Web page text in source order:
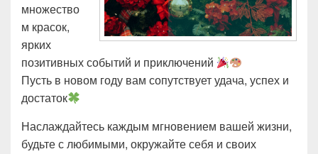
множество
м красок,
ярких
позитивных событий и приключений
Пусть в новом году вам сопутствует удача, успех и
достаток
Наслаждайтесь каждым мгновением вашей жизни,
будьте с любимыми, окружайте себя и своих